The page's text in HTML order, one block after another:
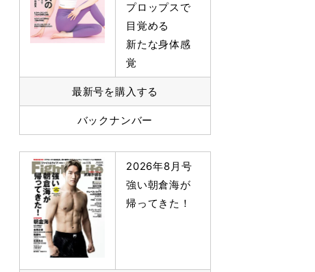
プロップスで
目覚める
新たな身体感
覚
最新号を購入する
バックナンバー
2026年8月号
強い朝倉海が
帰ってきた！